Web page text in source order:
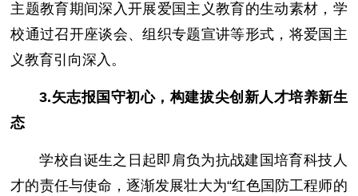
主题教育期间深入开展爱国主义教育的生动素材，学
校通过召开座谈会、组织专题宣讲等形式，将爱国主
义教育引向深入。
3.矢志报国守初心，构建拔尖创新人才培养新生
态
学校自诞生之日起即肩负为抗战建国培育科技人
才的责任与使命，逐渐发展壮大为“红色国防工程师的